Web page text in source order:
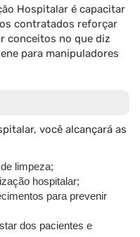
Hospitalar é capacitar
contratados reforçar
conceitos no que diz
para manipuladores
você alcançará as
limpeza;
hospitalar;
para prevenir
dos pacientes e